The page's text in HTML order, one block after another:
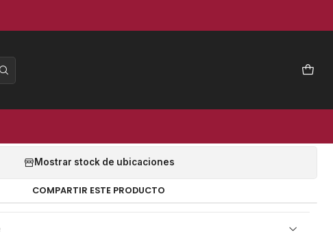
TORNILLO 3 HP 300 LT
220V/50HZ - PVL
Mostrar stock de ubicaciones
COMPARTIR ESTE PRODUCTO